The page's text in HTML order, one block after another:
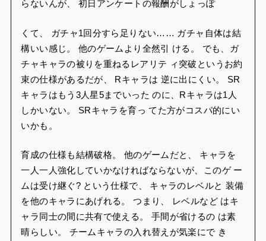
らないんが、 初日アンケートの報酬がしょっぽ
くて、 ガチャ1回分すら足りない…… ガチャ自体は結
構いい感じ。 他のゲームより全然引 ける。 でも、ガ
チャキャラの被りを重ねるレアリテ ィ突破というお約
束の仕様があるだが、 Rキャラは 逆に出にくい。 SR
キャラはもう3人星5までいった のに、Rキャラは1人
しかいない。 SRキャラを育っ てた方がコスパ的にい
いかも。
育成の仕様も結構破格。 他のゲームだと、 キャラを
一人一人強化していかなければならないが、このゲ ー
ムは受け継ぐ? という仕様で、 キャラのレベルと 装備
を他のキャラにあげれる。 つまり、 レベルなど はキ
ャラ同士の間に共有で使える。 手間が省けるの は素
晴らしい。 チームキャラの入れ替えが気楽にで き